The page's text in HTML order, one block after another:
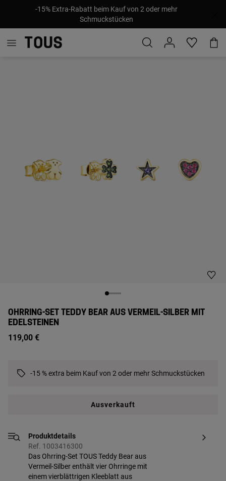
-15% Extra-Rabatt beim Kauf von 2 oder mehr
Schmuckstücken
OHRRING-SET TEDDY BEAR AUS VERMEIL-SILBER MIT
EDELSTEINEN
119,00 €
-15 % extra beim Kauf von 2 oder mehr Schmuckstücken
Ausverkauft
Produktdetails
Ref. 1003416300
Das Ohrring-Set TOUS Teddy Bear aus
Vermeil-Silber enthält vier Ohrringe mit
einem vierblättrigen Kleeblatt aus